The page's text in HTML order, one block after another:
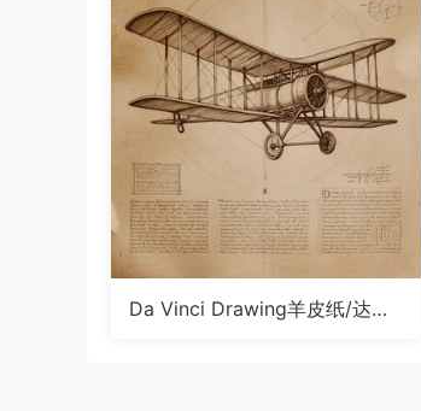
Da Vinci Drawing羊皮纸/达芬